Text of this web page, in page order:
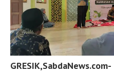
GRESIK,SabdaNews.com-